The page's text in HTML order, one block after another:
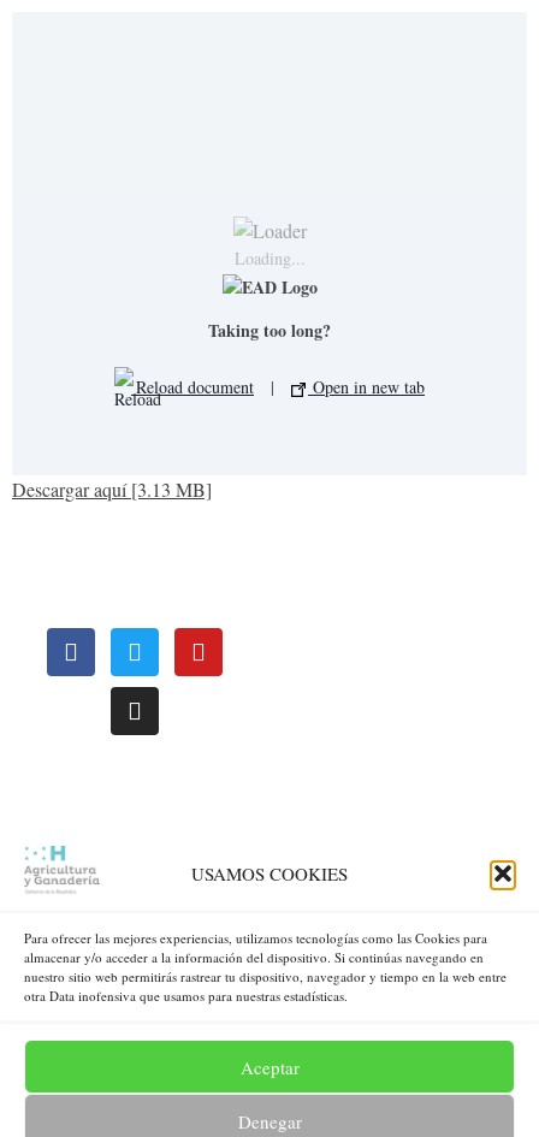
USAMOS COOKIES
Para ofrecer las mejores experiencias, utilizamos tecnologías como las Cookies para
almacenar y/o acceder a la información del dispositivo. Si continúas navegando en
nuestro sitio web permitirás rastrear tu dispositivo, navegador y tiempo en la web entre
otra Data inofensiva que usamos para nuestras estadísticas.
Aceptar
Denegar
Loading...
Taking too long?
Reload document | Open in new tab
Descargar aquí [3.13 MB]
estrategicamente a nivel nacional para atenderle de una manera más
oportuna.
VER MAPA INTERACTIVO
Gobierno de la República de